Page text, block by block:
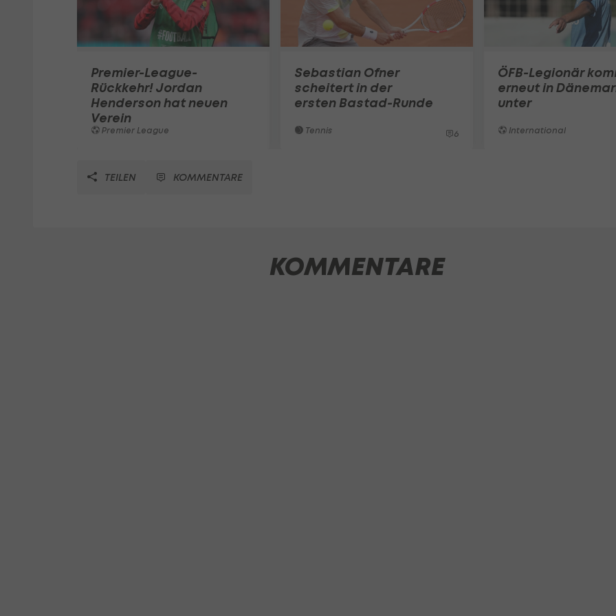
Premier-League-
Rückkehr! Jordan
Henderson hat neuen
Verein
Premier League
Sebastian Ofner
scheitert in der
ersten Bastad-Runde
Tennis 6
ÖFB-Legionär
erneut in
unter
International
TEILEN KOMMENTARE
KOMMENTARE